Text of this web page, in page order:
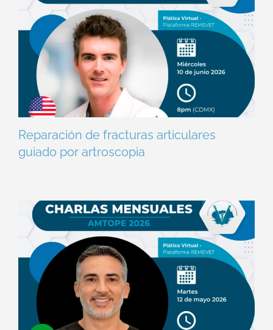
Reparación de fracturas articulares
guiado por artroscopia